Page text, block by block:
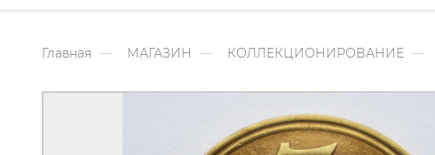
Главная МАГАЗИН КОЛЛЕКЦИОНИРОВАНИЕ